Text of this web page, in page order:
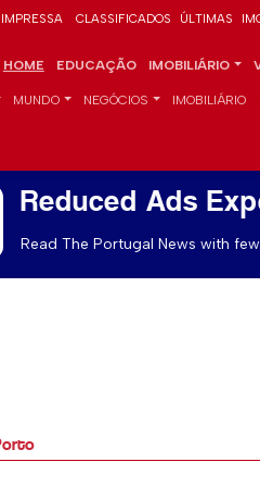
CLASSIFICADOS ÚLTIMAS
HOME EDUCAÇÃO IMOBILIÁRIO
MUNDO NEGÓCIOS IMOBILIÁRIO
Reduced Ads
Read The Portugal News with